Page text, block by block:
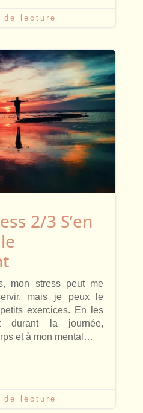
de lecture
2/3 S’en
mon stress peut me
mais je peux le
exercices. En les
durant la journée,
et à mon mental…
de lecture